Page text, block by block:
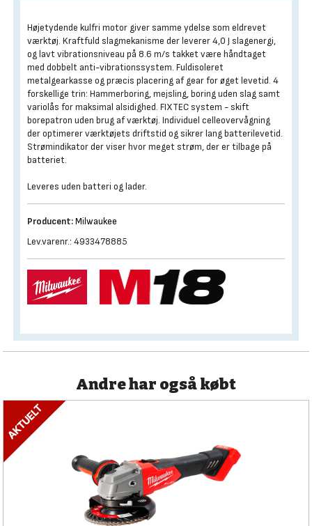
Højetydende kulfri motor giver samme ydelse som eldrevet
værktøj. Kraftfuld slagmekanisme der leverer 4,0 J slagenergi,
og lavt vibrationsniveau på 8.6 m/s takket være håndtaget
med dobbelt anti-vibrationssystem. Fuldisoleret
metalgearkasse og præcis placering af gear for øget levetid. 4
forskellige trin: Hammerboring, mejsling, boring uden slag samt
variolås for maksimal alsidighed. FIXTEC system - skift
borepatron uden brug af værktøj. Individuel celleovervågning
der optimerer værktøjets driftstid og sikrer lang batterilevetid.
Strømindikator der viser hvor meget strøm, der er tilbage på
batteriet.
Leveres uden batteri og lader.
Producent:Milwaukee
Lev.varenr.: 4933478885
Andre har også købt